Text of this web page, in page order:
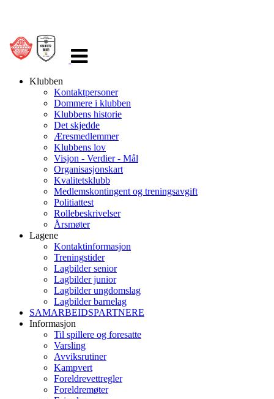
navigasjon
Klubben
Kontaktpersoner
Dommere i klubben
Klubbens historie
Det skjedde
Æresmedlemmer
Klubbens lov
Visjon - Verdier - Mål
Organisasjonskart
Kvalitetsklubb
Medlemskontingent og treningsavgift
Politiattest
Rollebeskrivelser
Årsmøter
Lagene
Kontaktinformasjon
Treningstider
Lagbilder senior
Lagbilder junior
Lagbilder ungdomslag
Lagbilder barnelag
SAMARBEIDSPARTNERE
Informasjon
Til spillere og foresatte
Varsling
Avviksrutiner
Kampvert
Foreldrevettregler
Foreldremøter